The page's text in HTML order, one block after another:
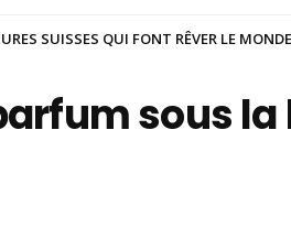
SUISSES QUI FONT RÊVER LE
sous